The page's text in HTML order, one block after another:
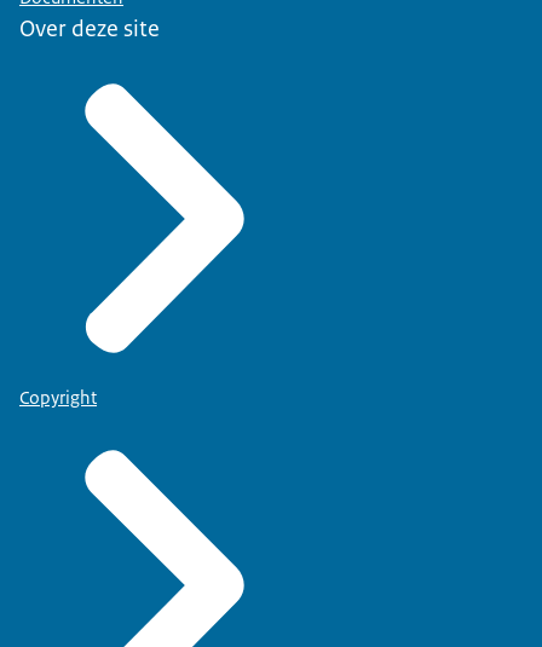
Over deze site
Copyright